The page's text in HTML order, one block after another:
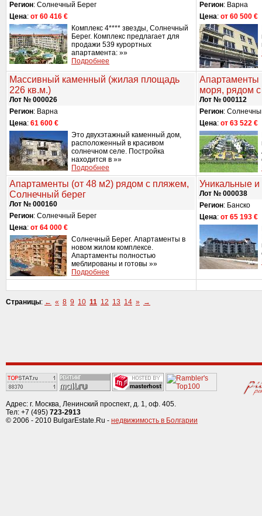
Регион: Солнечный Берег
Цена: от 60 416 €
Комплекс 4**** звезды, Солнечный
Берег. Комплекс предлагает для
продажи 539 курортных
апартамента: »»
Подробнее
Регион: Варна
Цена: от 60 500 €
Массивный каменный (жилая площадь
226 кв.м.)
Лот № 000026
Регион: Варна
Цена: 61 600 €
Это двухэтажный каменный дом,
расположенный в красивом
солнечном селе. Постройка
находится в »»
Подробнее
Апартаменты
моря, рядом
Лот № 000112
Регион:
Цена: от 63 522 €
Апартаменты (от 48 м2) рядом с пляжем,
Солнечный берег
Лот № 000160
Регион: Солнечный Берег
Цена: от 64 000 €
Солнечный Берег. Апартаменты в
новом жилом комплексе.
Апартаменты полностью
меблированы и готовы »»
Подробнее
Уникальные
Лот № 000038
Регион: Банско
Цена: от 65 193 €
Страницы: ← « 8 9 10 11 12 13 14 » →
Адрес: г. Москва, Ленинский проспект, д. 1, оф. 405.
Тел: +7 (495) 723-2913
© 2006 - 2010 BulgarEstate.Ru - недвижимость в Болгарии